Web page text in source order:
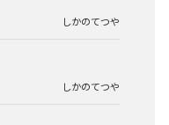
しかのてつや
しかのてつや